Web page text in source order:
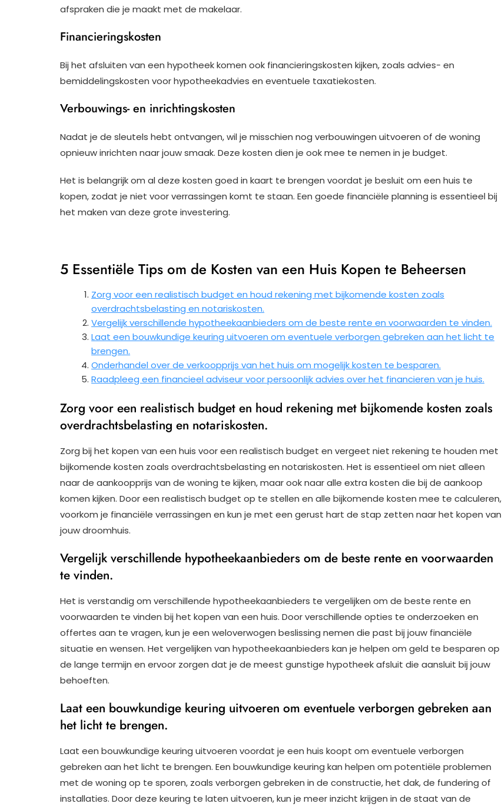
afspraken die je maakt met de makelaar.
Financieringskosten
Bij het afsluiten van een hypotheek komen ook financieringskosten kijken, zoals advies- en
bemiddelingskosten voor hypotheekadvies en eventuele taxatiekosten.
Verbouwings- en inrichtingskosten
Nadat je de sleutels hebt ontvangen, wil je misschien nog verbouwingen uitvoeren of de woning
opnieuw inrichten naar jouw smaak. Deze kosten dien je ook mee te nemen in je budget.
Het is belangrijk om al deze kosten goed in kaart te brengen voordat je besluit om een huis te
kopen, zodat je niet voor verrassingen komt te staan. Een goede financiële planning is essentieel bij
het maken van deze grote investering.
5 Essentiële Tips om de Kosten van een Huis Kopen te Beheersen
Zorg voor een realistisch budget en houd rekening met bijkomende kosten zoals
overdrachtsbelasting en notariskosten.
Vergelijk verschillende hypotheekaanbieders om de beste rente en voorwaarden te vinden.
Laat een bouwkundige keuring uitvoeren om eventuele verborgen gebreken aan het licht te
brengen.
Onderhandel over de verkoopprijs van het huis om mogelijk kosten te besparen.
Raadpleeg een financieel adviseur voor persoonlijk advies over het financieren van je huis.
Zorg voor een realistisch budget en houd rekening met bijkomende kosten zoals
overdrachtsbelasting en notariskosten.
Zorg bij het kopen van een huis voor een realistisch budget en vergeet niet rekening te houden met
bijkomende kosten zoals overdrachtsbelasting en notariskosten. Het is essentieel om niet alleen
naar de aankoopprijs van de woning te kijken, maar ook naar alle extra kosten die bij de aankoop
komen kijken. Door een realistisch budget op te stellen en alle bijkomende kosten mee te calculeren,
voorkom je financiële verrassingen en kun je met een gerust hart de stap zetten naar het kopen van
jouw droomhuis.
Vergelijk verschillende hypotheekaanbieders om de beste rente en voorwaarden
te vinden.
Het is verstandig om verschillende hypotheekaanbieders te vergelijken om de beste rente en
voorwaarden te vinden bij het kopen van een huis. Door verschillende opties te onderzoeken en
offertes aan te vragen, kun je een weloverwogen beslissing nemen die past bij jouw financiële
situatie en wensen. Het vergelijken van hypotheekaanbieders kan je helpen om geld te besparen op
de lange termijn en ervoor zorgen dat je de meest gunstige hypotheek afsluit die aansluit bij jouw
behoeften.
Laat een bouwkundige keuring uitvoeren om eventuele verborgen gebreken aan
het licht te brengen.
Laat een bouwkundige keuring uitvoeren voordat je een huis koopt om eventuele verborgen
gebreken aan het licht te brengen. Een bouwkundige keuring kan helpen om potentiële problemen
met de woning op te sporen, zoals verborgen gebreken in de constructie, het dak, de fundering of
installaties. Door deze keuring te laten uitvoeren, kun je meer inzicht krijgen in de staat van de